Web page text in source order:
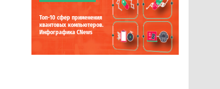
Топ-10 сфер применения
квантовых компьютеров.
Инфографика CNews